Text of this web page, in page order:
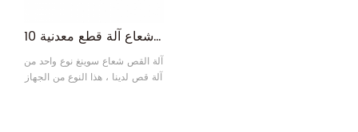
10 أقدام 3 متر أرجوحة شعاع آلة قطع معدنية
آلة القص شعاع سوينغ نوع واحد من
آلة قص لدينا ، هذا النوع من الجهاز